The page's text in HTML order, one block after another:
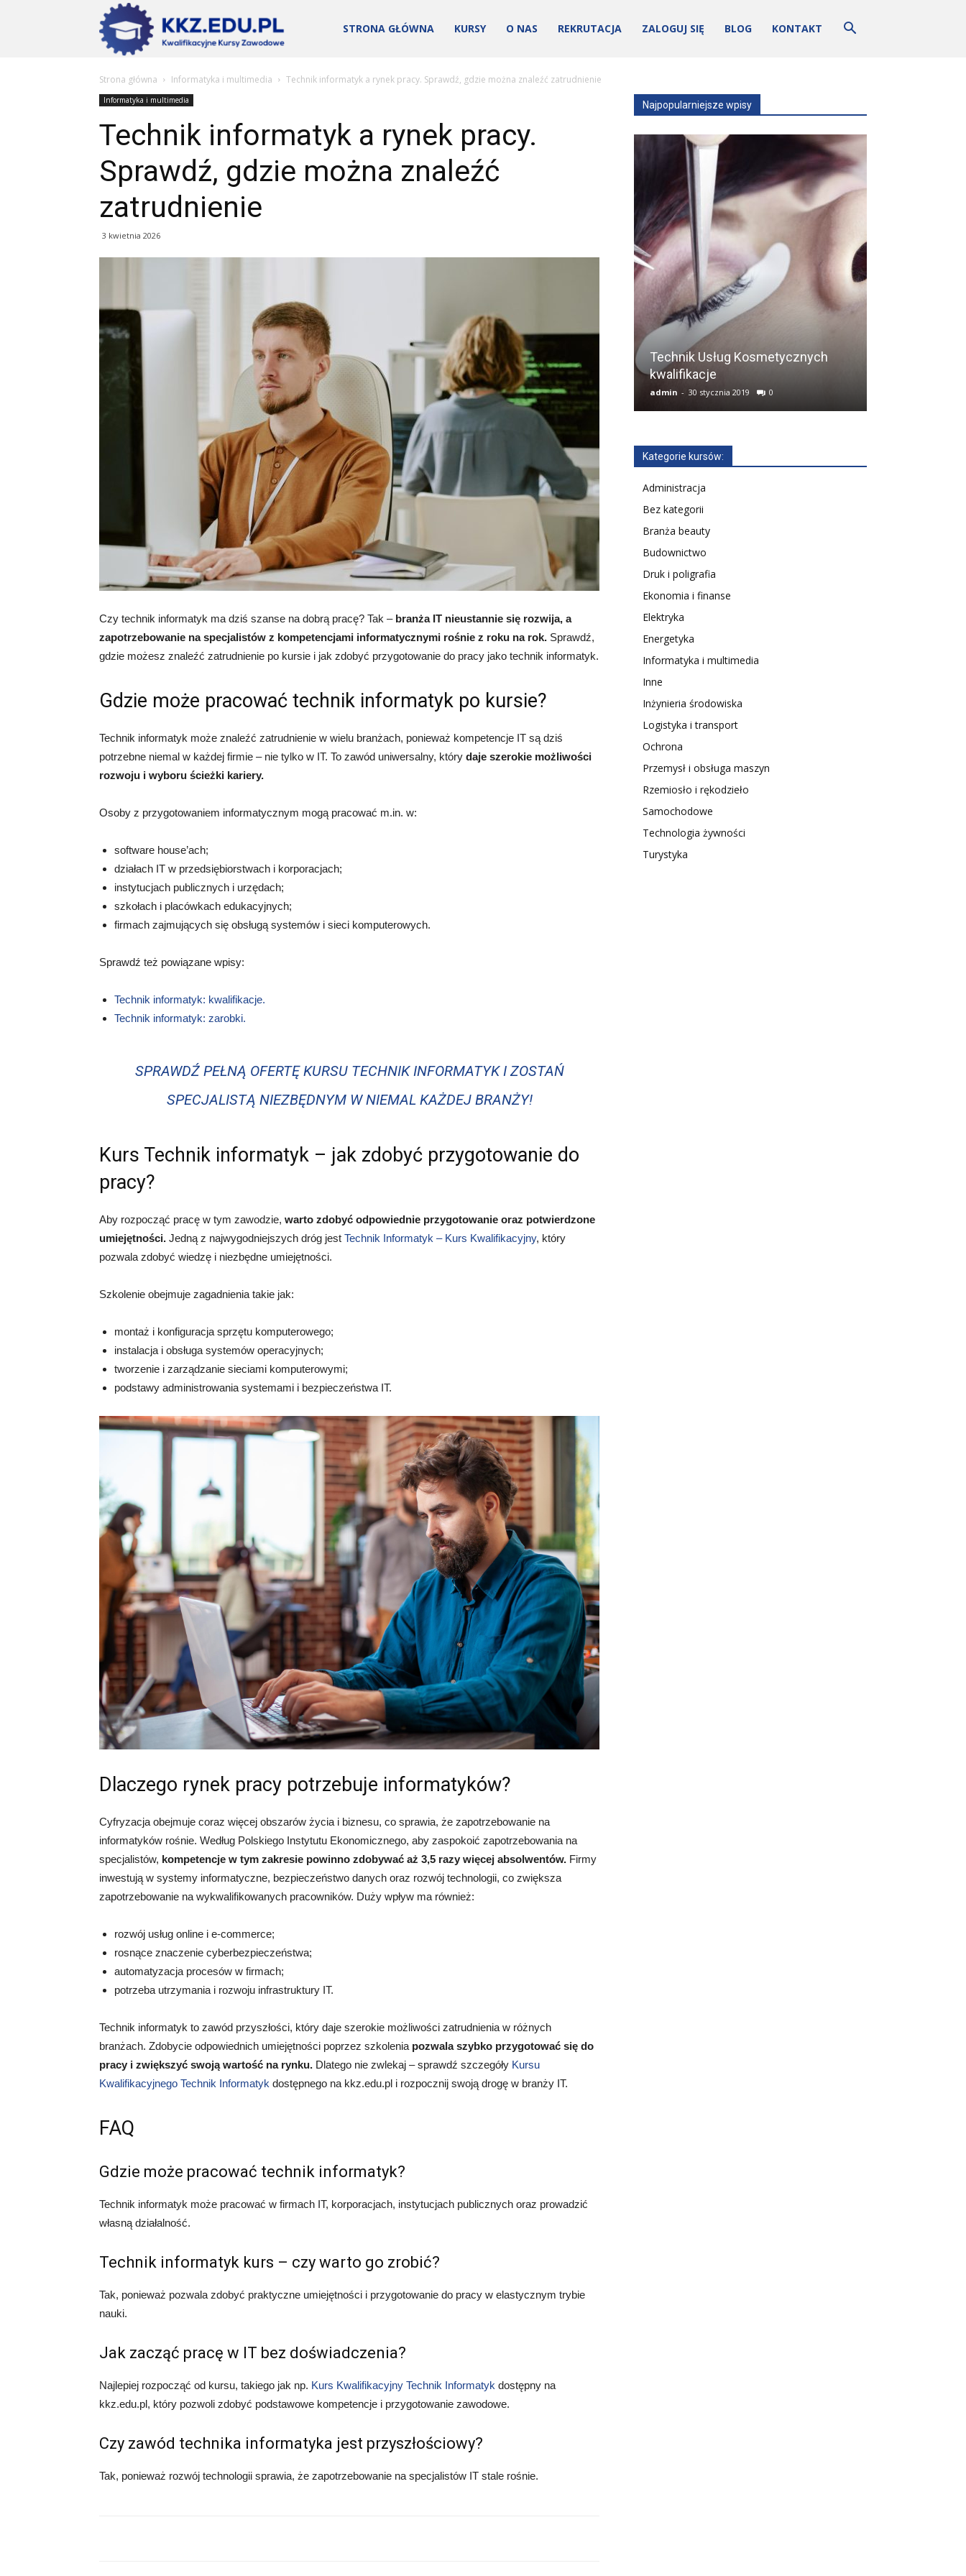
KKZ
–
STRONA GŁÓWNA KURSY O NAS REKRUTACJA ZALOGUJ SIĘ BLOG KONTAKT
Strona główna Informatyka i multimedia Technik informatyk a rynek pracy. Sprawdź, gdzie można znaleźć zatrudnienie
Informatyka i multimedia
Technik informatyk a rynek pracy.
Sprawdź, gdzie można znaleźć
zatrudnienie
3 kwietnia 2026
Czy technik informatyk ma dziś szanse na dobrą pracę? Tak – branża IT nieustannie się rozwija, a
zapotrzebowanie na specjalistów z kompetencjami informatycznymi rośnie z roku na rok. Sprawdź,
gdzie możesz znaleźć zatrudnienie po kursie i jak zdobyć przygotowanie do pracy jako technik informatyk.
Gdzie może pracować technik informatyk po kursie?
Technik informatyk może znaleźć zatrudnienie w wielu branżach, ponieważ kompetencje IT są dziś
potrzebne niemal w każdej firmie – nie tylko w IT. To zawód uniwersalny, który daje szerokie możliwości
rozwoju i wyboru ścieżki kariery.
Osoby z przygotowaniem informatycznym mogą pracować m.in. w:
software house’ach;
działach IT w przedsiębiorstwach i korporacjach;
instytucjach publicznych i urzędach;
szkołach i placówkach edukacyjnych;
firmach zajmujących się obsługą systemów i sieci komputerowych.
Sprawdź też powiązane wpisy:
Technik informatyk: kwalifikacje.
Technik informatyk: zarobki.
SPRAWDŹ PEŁNĄ OFERTĘ KURSU TECHNIK INFORMATYK I ZOSTAŃ
SPECJALISTĄ NIEZBĘDNYM W NIEMAL KAŻDEJ BRANŻY!
Kurs Technik informatyk – jak zdobyć przygotowanie do
pracy?
Aby rozpocząć pracę w tym zawodzie, warto zdobyć odpowiednie przygotowanie oraz potwierdzone
umiejętności. Jedną z najwygodniejszych dróg jest Technik Informatyk – Kurs Kwalifikacyjny, który
pozwala zdobyć wiedzę i niezbędne umiejętności.
Szkolenie obejmuje zagadnienia takie jak:
montaż i konfiguracja sprzętu komputerowego;
instalacja i obsługa systemów operacyjnych;
tworzenie i zarządzanie sieciami komputerowymi;
podstawy administrowania systemami i bezpieczeństwa IT.
Dlaczego rynek pracy potrzebuje informatyków?
Cyfryzacja obejmuje coraz więcej obszarów życia i biznesu, co sprawia, że zapotrzebowanie na
informatyków rośnie. Według Polskiego Instytutu Ekonomicznego, aby zaspokoić zapotrzebowania na
specjalistów, kompetencje w tym zakresie powinno zdobywać aż 3,5 razy więcej absolwentów. Firmy
inwestują w systemy informatyczne, bezpieczeństwo danych oraz rozwój technologii, co zwiększa
zapotrzebowanie na wykwalifikowanych pracowników. Duży wpływ ma również:
rozwój usług online i e-commerce;
rosnące znaczenie cyberbezpieczeństwa;
automatyzacja procesów w firmach;
potrzeba utrzymania i rozwoju infrastruktury IT.
Technik informatyk to zawód przyszłości, który daje szerokie możliwości zatrudnienia w różnych
branżach. Zdobycie odpowiednich umiejętności poprzez szkolenia pozwala szybko przygotować się do
pracy i zwiększyć swoją wartość na rynku. Dlatego nie zwlekaj – sprawdź szczegóły Kursu
Kwalifikacyjnego Technik Informatyk dostępnego na kkz.edu.pl i rozpocznij swoją drogę w branży IT.
FAQ
Gdzie może pracować technik informatyk?
Technik informatyk może pracować w firmach IT, korporacjach, instytucjach publicznych oraz prowadzić
własną działalność.
Technik informatyk kurs – czy warto go zrobić?
Tak, ponieważ pozwala zdobyć praktyczne umiejętności i przygotowanie do pracy w elastycznym trybie
nauki.
Jak zacząć pracę w IT bez doświadczenia?
Najlepiej rozpocząć od kursu, takiego jak np. Kurs Kwalifikacyjny Technik Informatyk dostępny na
kkz.edu.pl, który pozwoli zdobyć podstawowe kompetencje i przygotowanie zawodowe.
Czy zawód technika informatyka jest przyszłościowy?
Tak, ponieważ rozwój technologii sprawia, że zapotrzebowanie na specjalistów IT stale rośnie.
Najpopularniejsze wpisy
Technik Usług Kosmetycznych
kwalifikacje
admin - 30 stycznia 2019 0
Kategorie kursów:
Administracja
Bez kategorii
Branża beauty
Budownictwo
Druk i poligrafia
Ekonomia i finanse
Elektryka
Energetyka
Informatyka i multimedia
Inne
Inżynieria środowiska
Logistyka i transport
Ochrona
Przemysł i obsługa maszyn
Rzemiosło i rękodzieło
Samochodowe
Technologia żywności
Turystyka